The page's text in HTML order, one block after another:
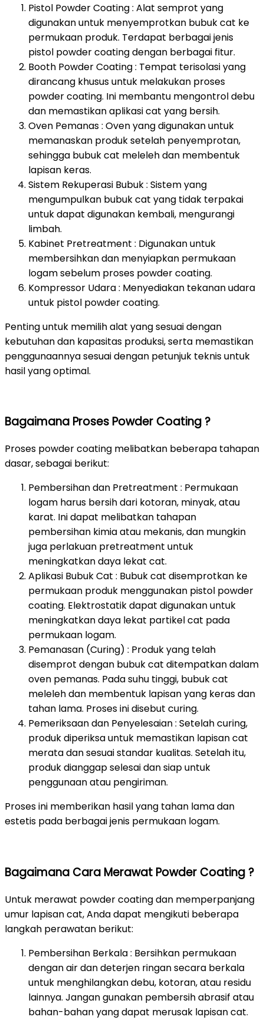
Pistol Powder Coating : Alat semprot yang
digunakan untuk menyemprotkan bubuk cat ke
permukaan produk. Terdapat berbagai jenis
pistol powder coating dengan berbagai fitur.
Booth Powder Coating : Tempat terisolasi yang
dirancang khusus untuk melakukan proses
powder coating. Ini membantu mengontrol debu
dan memastikan aplikasi cat yang bersih.
Oven Pemanas : Oven yang digunakan untuk
memanaskan produk setelah penyemprotan,
sehingga bubuk cat meleleh dan membentuk
lapisan keras.
Sistem Rekuperasi Bubuk : Sistem yang
mengumpulkan bubuk cat yang tidak terpakai
untuk dapat digunakan kembali, mengurangi
limbah.
Kabinet Pretreatment : Digunakan untuk
membersihkan dan menyiapkan permukaan
logam sebelum proses powder coating.
Kompressor Udara : Menyediakan tekanan udara
untuk pistol powder coating.
Penting untuk memilih alat yang sesuai dengan
kebutuhan dan kapasitas produksi, serta memastikan
penggunaannya sesuai dengan petunjuk teknis untuk
hasil yang optimal.
Bagaimana Proses Powder Coating ?
Proses powder coating melibatkan beberapa tahapan
dasar, sebagai berikut:
Pembersihan dan Pretreatment : Permukaan
logam harus bersih dari kotoran, minyak, atau
karat. Ini dapat melibatkan tahapan
pembersihan kimia atau mekanis, dan mungkin
juga perlakuan pretreatment untuk
meningkatkan daya lekat cat.
Aplikasi Bubuk Cat : Bubuk cat disemprotkan ke
permukaan produk menggunakan pistol powder
coating. Elektrostatik dapat digunakan untuk
meningkatkan daya lekat partikel cat pada
permukaan logam.
Pemanasan (Curing) : Produk yang telah
disemprot dengan bubuk cat ditempatkan dalam
oven pemanas. Pada suhu tinggi, bubuk cat
meleleh dan membentuk lapisan yang keras dan
tahan lama. Proses ini disebut curing.
Pemeriksaan dan Penyelesaian : Setelah curing,
produk diperiksa untuk memastikan lapisan cat
merata dan sesuai standar kualitas. Setelah itu,
produk dianggap selesai dan siap untuk
penggunaan atau pengiriman.
Proses ini memberikan hasil yang tahan lama dan
estetis pada berbagai jenis permukaan logam.
Bagaimana Cara Merawat Powder Coating ?
Untuk merawat powder coating dan memperpanjang
umur lapisan cat, Anda dapat mengikuti beberapa
langkah perawatan berikut:
Pembersihan Berkala : Bersihkan permukaan
dengan air dan deterjen ringan secara berkala
untuk menghilangkan debu, kotoran, atau residu
lainnya. Jangan gunakan pembersih abrasif atau
bahan-bahan yang dapat merusak lapisan cat.